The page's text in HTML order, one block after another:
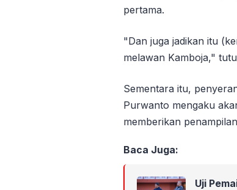
pertama.
"Dan juga jadikan itu
melawan Kamboja,"
Sementara itu,
Purwanto mengaku
memberikan
Baca Juga:
Uji